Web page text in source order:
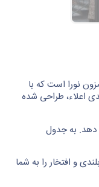
نورا است که با
اعلاء، طراحی شده
را پوشش می دهد. به جدول
و افتخار را به شما